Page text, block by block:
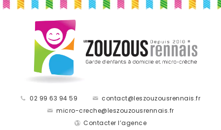
02 99 63 94 59
contact@leszouzousrennais.fr
micro-creche@leszouzousrennais.fr
Contacter l’agence